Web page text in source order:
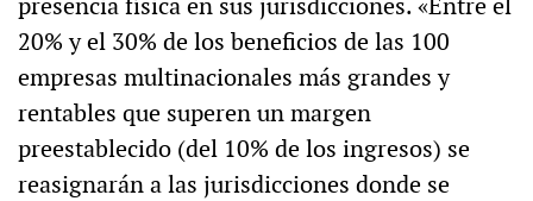
20% y el 30% de los beneficios de las 100
empresas multinacionales más grandes y
rentables que superen un margen
preestablecido (del 10% de los ingresos) se
reasignarán a las jurisdicciones donde se